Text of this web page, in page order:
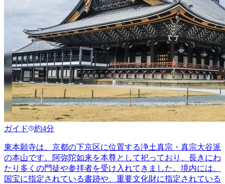
ガイド 約4分
東本願寺は、京都の下京区に位置する浄土真宗・真宗大谷派
の本山です。阿弥陀如来を本尊として祀っており、長きにわ
たり多くの門徒や参拝者を受け入れてきました。境内には、
国宝に指定されている書跡や、重要文化財に指定されている